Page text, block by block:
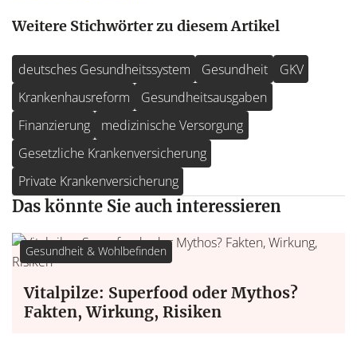
Weitere Stichwörter zu diesem Artikel
deutsches Gesundheitssystem Gesundheit
GKV
Krankenhausreform
Gesundheitsausgaben
Finanzierung
medizinische Versorgung
Gesetzliche Krankenversicherung
Private Krankenversicherung
Das könnte Sie auch interessieren
Gesundheit & Wohlbefinden
Vitalpilze: Superfood oder Mythos?
Fakten, Wirkung, Risiken